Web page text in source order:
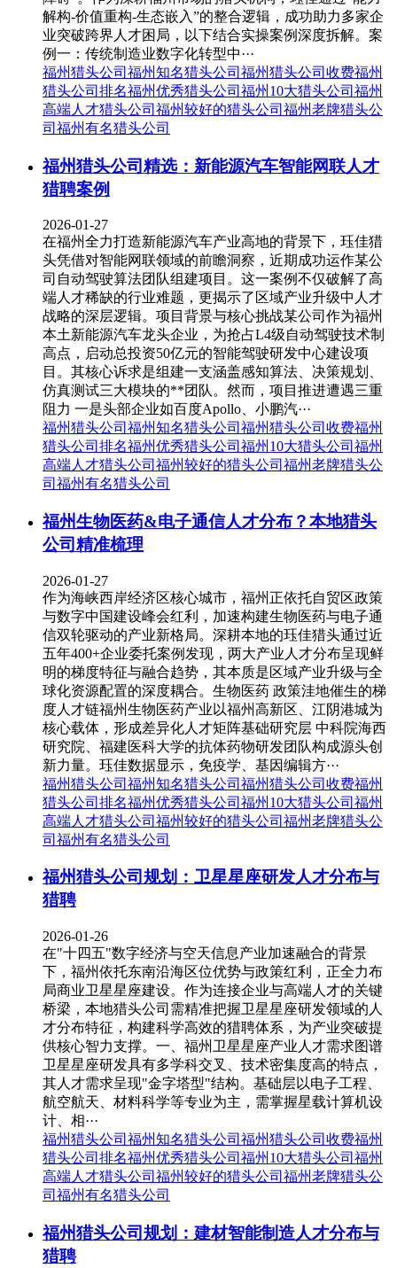
解构-价值重构-生态嵌入”的整合逻辑，成功助力多家企
业突破跨界人才困局，以下结合实操案例深度拆解。案
例一：传统制造业数字化转型中···
福州猎头公司 福州知名猎头公司 福州猎头公司收费福州
猎头公司排名福州优秀猎头公司 福州10大猎头公司 福州
高端人才猎头公司 福州较好的猎头公司 福州老牌猎头公
司 福州有名猎头公司
福州猎头公司精选：新能源汽车智能网联人才
猎聘案例
2026-01-27
在福州全力打造新能源汽车产业高地的背景下，珏佳猎
头凭借对智能网联领域的前瞻洞察，近期成功运作某公
司自动驾驶算法团队组建项目。这一案例不仅破解了高
端人才稀缺的行业难题，更揭示了区域产业升级中人才
战略的深层逻辑。项目背景与核心挑战某公司作为福州
本土新能源汽车龙头企业，为抢占L4级自动驾驶技术制
高点，启动总投资50亿元的智能驾驶研发中心建设项
目。其核心诉求是组建一支涵盖感知算法、决策规划、
仿真测试三大模块的**团队。然而，项目推进遭遇三重
阻力 一是头部企业如百度Apollo、小鹏汽···
福州猎头公司 福州知名猎头公司 福州猎头公司收费福州
猎头公司排名福州优秀猎头公司 福州10大猎头公司 福州
高端人才猎头公司 福州较好的猎头公司 福州老牌猎头公
司 福州有名猎头公司
福州生物医药&电子通信人才分布？本地猎头
公司精准梳理
2026-01-27
作为海峡西岸经济区核心城市，福州正依托自贸区政策
与数字中国建设峰会红利，加速构建生物医药与电子通
信双轮驱动的产业新格局。深耕本地的珏佳猎头通过近
五年400+企业委托案例发现，两大产业人才分布呈现鲜
明的梯度特征与融合趋势，其本质是区域产业升级与全
球化资源配置的深度耦合。生物医药 政策洼地催生的梯
度人才链福州生物医药产业以福州高新区、江阴港城为
核心载体，形成差异化人才矩阵基础研究层 中科院海西
研究院、福建医科大学的抗体药物研发团队构成源头创
新力量。珏佳数据显示，免疫学、基因编辑方···
福州猎头公司 福州知名猎头公司 福州猎头公司收费福州
猎头公司排名福州优秀猎头公司 福州10大猎头公司 福州
高端人才猎头公司 福州较好的猎头公司 福州老牌猎头公
司 福州有名猎头公司
福州猎头公司规划：卫星星座研发人才分布与
猎聘
2026-01-26
在"十四五"数字经济与空天信息产业加速融合的背景
下，福州依托东南沿海区位优势与政策红利，正全力布
局商业卫星星座建设。作为连接企业与高端人才的关键
桥梁，本地猎头公司需精准把握卫星星座研发领域的人
才分布特征，构建科学高效的猎聘体系，为产业突破提
供核心智力支撑。一、福州卫星星座产业人才需求图谱
卫星星座研发具有多学科交叉、技术密集度高的特点，
其人才需求呈现"金字塔型"结构。基础层以电子工程、
航空航天、材料科学等专业为主，需掌握星载计算机设
计、相···
福州猎头公司 福州知名猎头公司 福州猎头公司收费福州
猎头公司排名福州优秀猎头公司 福州10大猎头公司 福州
高端人才猎头公司 福州较好的猎头公司 福州老牌猎头公
司 福州有名猎头公司
福州猎头公司规划：建材智能制造人才分布与
猎聘